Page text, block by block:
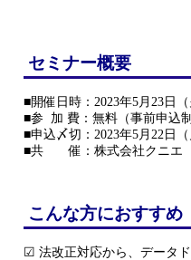
セミナー概要
■開催日時：2023年5月23日
■参 加 費：無料（事前申込制
■申込〆切：2023年5月22日
■共 催：株式会社クニエ
こんな方におすすめ
☑ 法改正対応から、データ